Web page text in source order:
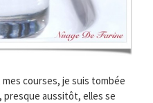
courses, je suis tombée
presque aussitôt, elles se